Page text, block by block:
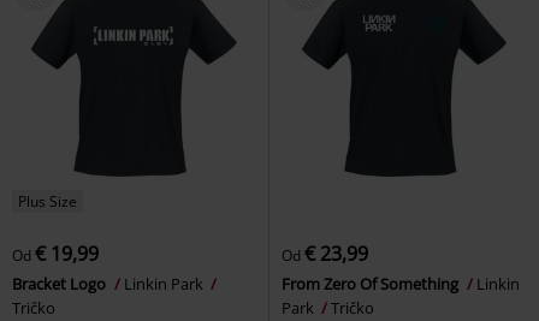
Plus Size
Od € 19,99
Bracket Logo
Linkin Park
Tričko
Od € 23,99
From Zero Of Something
Linkin
Park
Tričko